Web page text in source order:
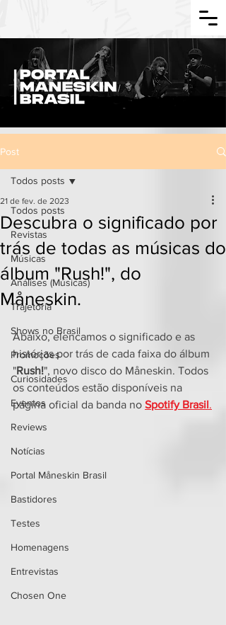
Post
Todos posts
Revistas
Músicas
Análises (Músicas)
Trajetória
Shows no Brasil
Promoções
Curiosidades
Eventos
Reviews
Notícias
Portal Måneskin Brasil
Bastidores
Testes
Homenagens
Entrevistas
Chosen One
Todos posts
Descubra o significado por
trás de todas as músicas do
álbum "Rush!", do
Måneskin.
21 de fev. de 2023
Abaixo, elencamos o significado e as
histórias por trás de cada faixa do álbum
"Rush!", novo disco do Måneskin. Todos
os conteúdos estão disponíveis na
página oficial da banda no Spotify Brasil.